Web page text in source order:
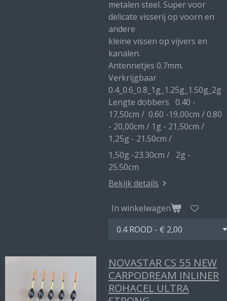
metalen steel. Super voor
delicate visserij op voorn en
andere
kleine vissen op vijvers en
kanalen.
Antennetjes 0.7mm.
Verkrijgbaar
0.4_0.6_0.8_1g_1.25g_1.50g_2g
Lengte dobbers 0.40 -
17,50cm / 0.60 -19,00cm / 0.80
- 20,00cm / 1g - 21,50cm /
1,25g - 21.50cm /
1,50g -23.30cm / 2g -
25.50cm
Bekijk details
In winkelwagen
NOVASTAR CS 55 NEW
CARPODREAM INLINER
ROHACEL ULTRA